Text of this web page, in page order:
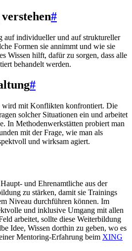
#
auf individueller und auf struktureller
Formen sie annimmt und wie sie
Wissen hilft, dafür zu sorgen, dass alle
behandelt werden.
#
wird mit Konflikten konfrontiert. Die
solcher Situationen ein und arbeitet
In Methodenwerkstätten probiert man
mit der Frage, wie man als
und wirksam agiert.
und Ehrenamtliche aus der
zu stärken, damit sie Trainings
Niveau durchführen können. Im
und inklusive Umgang mit allen
arbeitet, sollte diese Weiterbildung
Idee, Wissen dorthin zu geben, wo es
Mentoring-Erfahrung beim XING